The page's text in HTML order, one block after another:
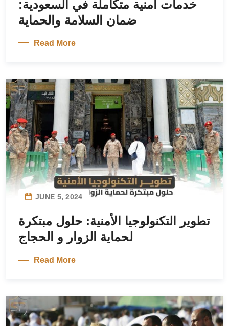
خدمات أمنية متكاملة في السعودية:
ضمان السلامة والحماية
Read More
JUNE 5, 2024
تطوير التكنولوجيا الأمنية: حلول مبتكرة
Read More